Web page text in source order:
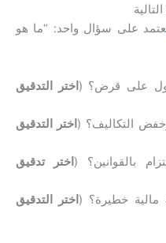
على سؤال واحد: “ما هو
على قرض؟ ( اختر التدقيق
التكاليف؟ ( اختر التدقيق
بالقوانين؟ ( اختر تدقيق
خطيرة؟ ( اختر التدقيق